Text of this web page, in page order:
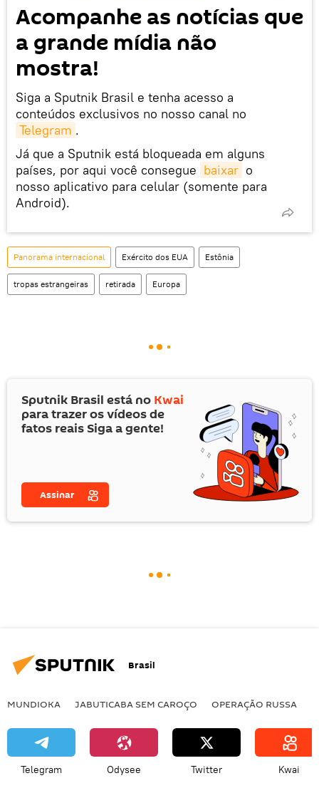
Acompanhe as notícias que
a grande mídia não
mostra!
Siga a Sputnik Brasil e tenha acesso a
conteúdos exclusivos no nosso canal no
Telegram .
Já que a Sputnik está bloqueada em alguns
países, por aqui você consegue baixar o
nosso aplicativo para celular (somente para
Android).
Panorama internacional Exército dos EUA Estônia
tropas estrangeiras retirada Europa
Sputnik Brasil está no Kwai
para trazer os vídeos de
fatos reais Siga a gente!
Assinar
Brasil
MUNDIOKA JABUTICABA SEM CAROÇO OPERAÇÃO RUSSA
Telegram Odysee Twitter Kwai